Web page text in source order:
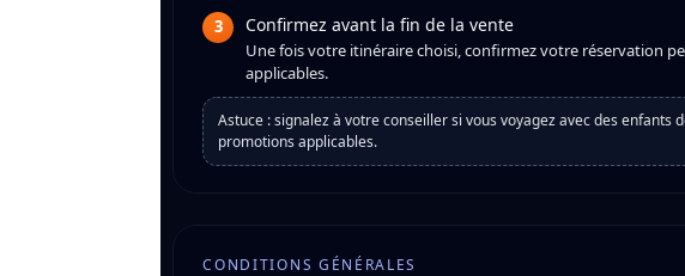
3
Confirmez avant la fin de la vente
Une fois votre itinéraire choisi, confirmez votre réservation
applicables.
Astuce : signalez à votre conseiller si vous voyagez avec des
promotions applicables.
CONDITIONS GÉNÉRALES